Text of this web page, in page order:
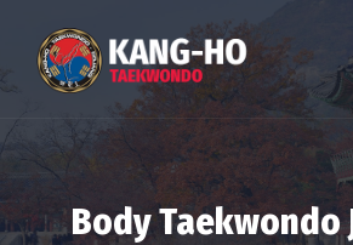
Body Taekwondo